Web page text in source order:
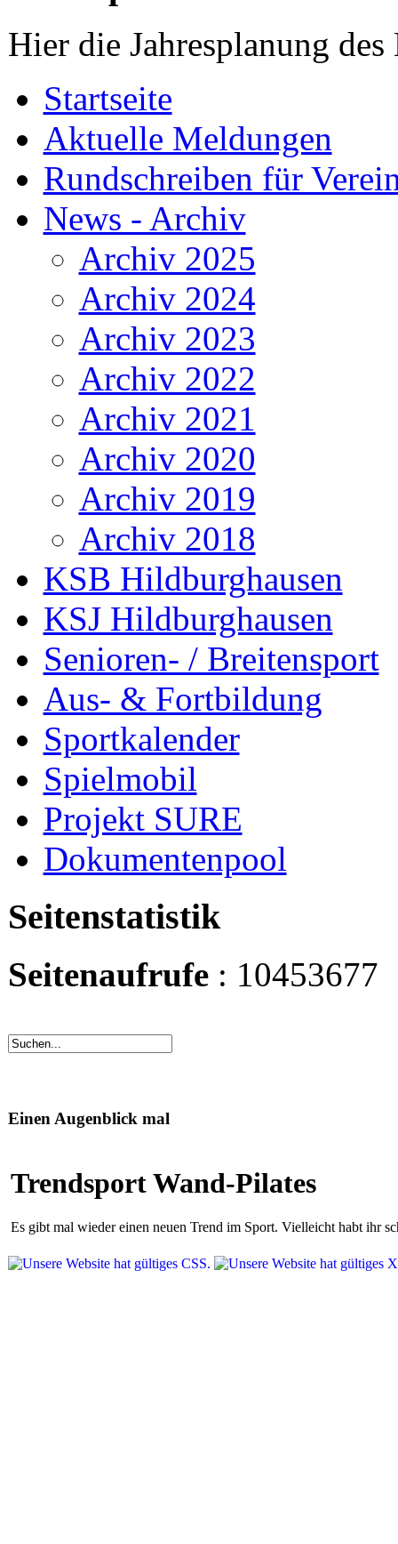
Hier die Jahresplanung
Startseite
Aktuelle Meldungen
Rundschreiben für
News - Archiv
Archiv 2025
Archiv 2024
Archiv 2023
Archiv 2022
Archiv 2021
Archiv 2020
Archiv 2019
Archiv 2018
KSB Hildburghausen
KSJ Hildburghausen
Senioren- / Breitensport
Aus- & Fortbildung
Sportkalender
Spielmobil
Projekt SURE
Dokumentenpool
Seitenstatistik
Seitenaufrufe: 10453677
Einen Augenblick mal
Trendsport Wand-Pilates
Es gibt mal wieder einen neuen Trend im Sport. Vielleicht habt ihr